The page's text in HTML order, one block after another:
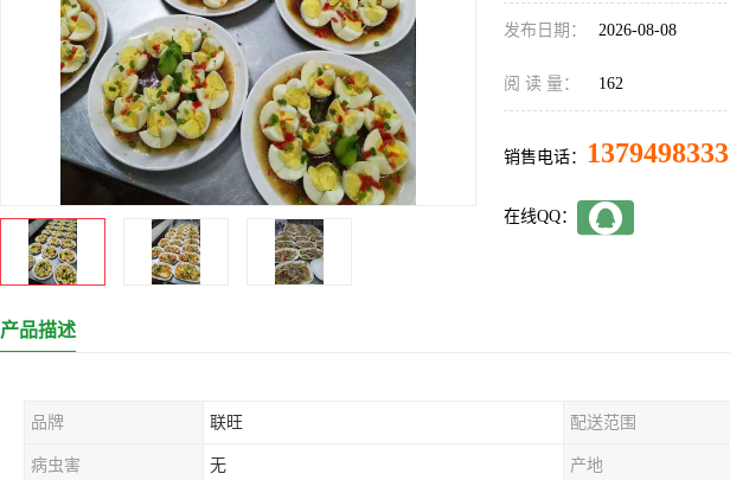
发布日期： 2026-08-08
阅 读 量： 162
销售电话：
在线QQ：
产品描述
品牌 联旺 配送范围
病虫害 无 产地